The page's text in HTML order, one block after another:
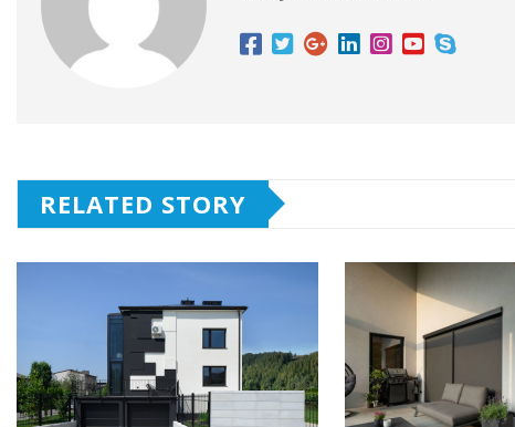
RELATED STORY